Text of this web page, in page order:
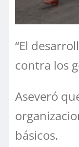
“El
contra los
Aseveró
básicos.